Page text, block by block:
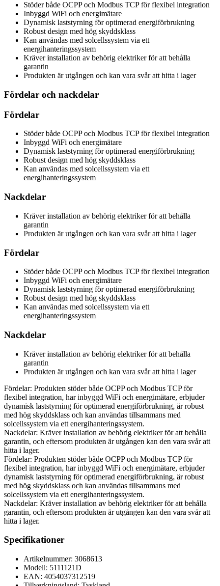
Stöder både OCPP och Modbus TCP för flexibel integration
Inbyggd WiFi och energimätare
Dynamisk laststyrning för optimerad energiförbrukning
Robust design med hög skyddsklass
Kan användas med solcellssystem via ett
energihanteringssystem
Kräver installation av behörig elektriker för att behålla
garantin
Produkten är utgången och kan vara svår att hitta i lager
Fördelar och nackdelar
Fördelar
Stöder både OCPP och Modbus TCP för flexibel integration
Inbyggd WiFi och energimätare
Dynamisk laststyrning för optimerad energiförbrukning
Robust design med hög skyddsklass
Kan användas med solcellssystem via ett
energihanteringssystem
Nackdelar
Kräver installation av behörig elektriker för att behålla
garantin
Produkten är utgången och kan vara svår att hitta i lager
Fördelar
Stöder både OCPP och Modbus TCP för flexibel integration
Inbyggd WiFi och energimätare
Dynamisk laststyrning för optimerad energiförbrukning
Robust design med hög skyddsklass
Kan användas med solcellssystem via ett
energihanteringssystem
Nackdelar
Kräver installation av behörig elektriker för att behålla
garantin
Produkten är utgången och kan vara svår att hitta i lager
Fördelar: Produkten stöder både OCPP och Modbus TCP för
flexibel integration, har inbyggd WiFi och energimätare, erbjuder
dynamisk laststyrning för optimerad energiförbrukning, är robust
med hög skyddsklass och kan användas tillsammans med
solcellssystem via ett energihanteringssystem.
Nackdelar: Kräver installation av behörig elektriker för att behålla
garantin, och eftersom produkten är utgången kan den vara svår att
hitta i lager.
Fördelar: Produkten stöder både OCPP och Modbus TCP för
flexibel integration, har inbyggd WiFi och energimätare, erbjuder
dynamisk laststyrning för optimerad energiförbrukning, är robust
med hög skyddsklass och kan användas tillsammans med
solcellssystem via ett energihanteringssystem.
Nackdelar: Kräver installation av behörig elektriker för att behålla
garantin, och eftersom produkten är utgången kan den vara svår att
hitta i lager.
Specifikationer
Artikelnummer: 3068613
Modell: 5111121D
EAN: 4054037312519